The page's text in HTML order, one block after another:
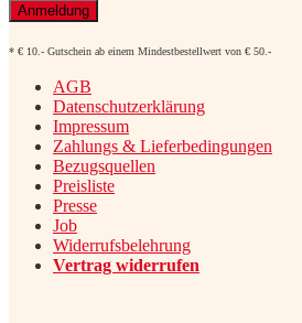
* € 10.- Gutschein ab einem Mindestbestellwert von € 50.-
AGB
Datenschutzerklärung
Impressum
Zahlungs & Lieferbedingungen
Bezugsquellen
Preisliste
Presse
Job
Widerrufsbelehrung
Vertrag widerrufen